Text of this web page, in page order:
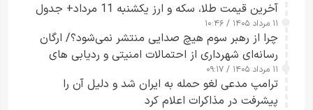
آخرین قیمت طلا، سکه و ارز یکشنبه 11 مرداد+ جدول
۱۱ مرداد ۱۴۰۵ / ۱۰:۴۶
چرا از رهبر سوم هیچ صدایی منتشر نمی‌شود؟/ ارگان
رسانه‌ای شهرداری از احتمالات امنیتی و ردیابی های
جاسوسی گفت
۱۱ مرداد ۱۴۰۵ / ۰۹:۱۷
ترامپ مدعی لغو حمله به ایران شد و دلیل آن را
پیشرفت در مذاکرات اعلام کرد